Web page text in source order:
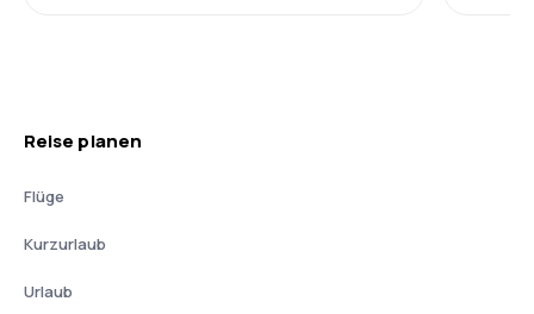
Reise planen
Flüge
Kurzurlaub
Urlaub